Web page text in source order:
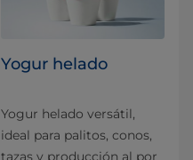
Yogur helado
Yogur helado versátil,
ideal para palitos, conos,
tazas y producción al por